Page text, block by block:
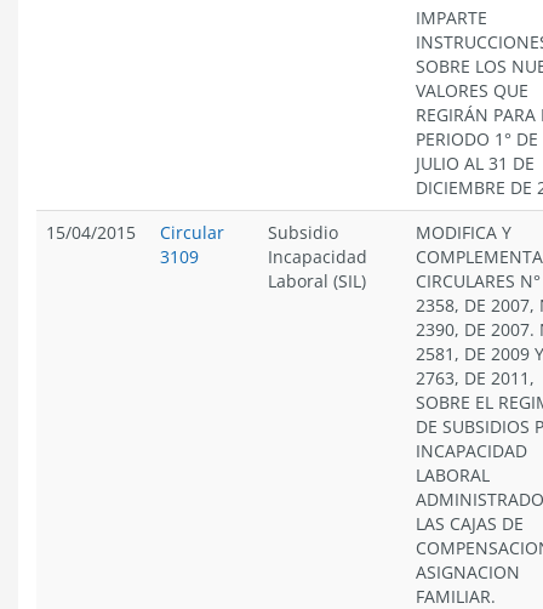
IMPARTE
SOBRE LOS
VALORES QUE
REGIRÁN PARA
PERIODO 1° DE
JULIO AL 31 DE
DICIEMBRE DE
15/04/2015
Circular
3109
Subsidio
Incapacidad
Laboral (SIL)
MODIFICA Y
COMPLEMENTA
CIRCULARES N°
2358, DE 2007,
2390, DE 2007.
2581, DE 2009
2763, DE 2011,
SOBRE EL
DE SUBSIDIOS
INCAPACIDAD
LABORAL
LAS CAJAS DE
ASIGNACION
FAMILIAR.